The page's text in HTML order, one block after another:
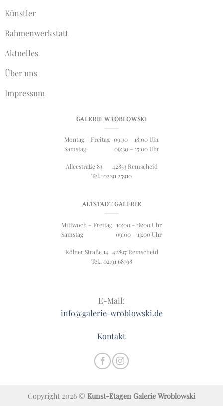
Künstler
Rahmenwerkstatt
Aktuelles
Über uns
Impressum
GALERIE WROBLOWSKI
Montag – Freitag 09:30 – 18:00 Uhr
Samstag 09:30 – 15:00 Uhr
Alleestraße 83 42853 Remscheid
Tel.: 02191 25910
ALTSTADT GALERIE
Mittwoch – Freitag 10:00 – 18:00 Uhr
Samstag 09:00 – 13:00 Uhr
Kölner Straße 14 42897 Remscheid
Tel.: 02191 68798
E-Mail:
info@galerie-wroblowski.de
Kontakt
Copyright 2026 © Kunst-Etagen Galerie Wroblowski